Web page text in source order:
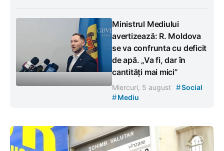
Ministrul Mediului
avertizează: R. Moldova
se va confrunta cu deficit
de apă. „Va fi, dar în
cantități mai mici”
Miercuri, 5 august #Social
#Mediu